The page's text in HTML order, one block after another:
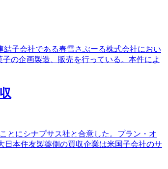
子会社である春雪さぶーる株式会社におい
の企画製造、販売を行っている。本件によ
とにシナプサス社と合意した。プラン・オ
日本住友製薬側の買収企業は米国子会社のサ